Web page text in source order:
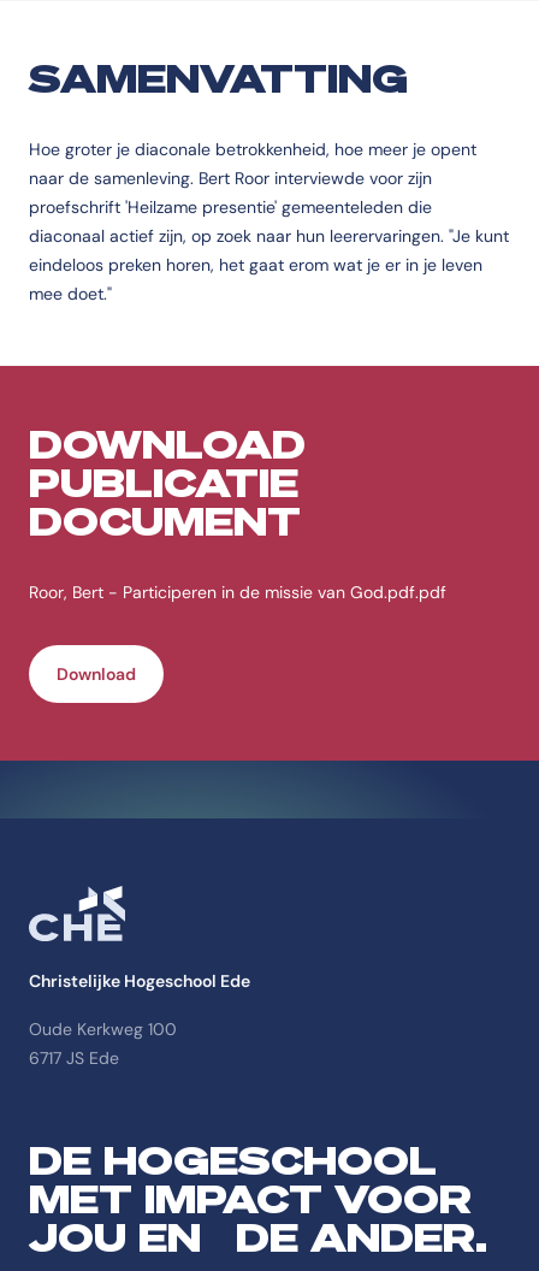
SAMENVATTING
Hoe groter je diaconale betrokkenheid, hoe meer je opent
naar de samenleving. Bert Roor interviewde voor zijn
proefschrift 'Heilzame presentie' gemeenteleden die
diaconaal actief zijn, op zoek naar hun leerervaringen. "Je kunt
eindeloos preken horen, het gaat erom wat je er in je leven
mee doet."
DOWNLOAD
PUBLICATIE
DOCUMENT
Roor, Bert - Participeren in de missie van God.pdf.pdf
Download
Christelijke Hogeschool Ede
Oude Kerkweg 100
6717 JS Ede
DE HOGESCHOOL
MET IMPACT VOOR
JOU EN DE ANDER.